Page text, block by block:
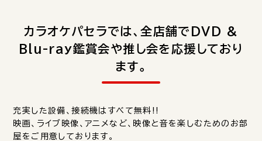
カラオケパセラでは、全店舗でDVD &
Blu-ray鑑賞会や推し会を応援しており
ます。
充実した設備、接続機はすべて無料!!
映画、ライブ映像、アニメなど、映像と音を楽しむためのお部
屋をご用意しております。